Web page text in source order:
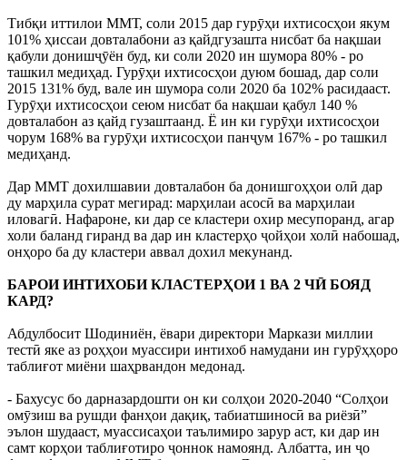
Тибқи иттилои ММТ, соли 2015 дар гурӯҳи ихтисосҳои якум
101% ҳиссаи довталабони аз қайдгузашта нисбат ба нақшаи
қабули донишҷӯён буд, ки соли 2020 ин шумора 80% - ро
ташкил медиҳад. Гурӯҳи ихтисосҳои дуюм бошад, дар соли
2015 131% буд, вале ин шумора соли 2020 ба 102% расидааст.
Гурӯҳи ихтисосҳои сеюм нисбат ба нақшаи қабул 140 %
довталабон аз қайд гузаштаанд. Ё ин ки гурӯҳи ихтисосҳои
чорум 168% ва гурӯҳи ихтисосҳои панҷум 167% - ро ташкил
медиҳанд.
Дар ММТ дохилшавии довталабон ба донишгоҳҳои олӣ дар
ду марҳила сурат мегирад: марҳилаи асосӣ ва марҳилаи
иловагӣ. Нафароне, ки дар се кластери охир месупоранд, агар
холи баланд гиранд ва дар ин кластерҳо ҷойҳои холӣ набошад,
онҳоро ба ду кластери аввал дохил мекунанд.
БАРОИ ИНТИХОБИ КЛАСТЕРҲОИ 1 ВА 2 ЧӢ БОЯД
КАРД?
Абдулбосит Шодиниён, ёвари директори Маркази миллии
тестӣ яке аз роҳҳои муассири интихоб намудани ин гурӯҳҳоро
таблиғот миёни шаҳрвандон медонад.
- Бахусус бо дарназардошти он ки солҳои 2020-2040 “Солҳои
омӯзиш ва рушди фанҳои дақиқ, табиатшиносӣ ва риёзӣ”
эълон шудааст, муассисаҳои таълимиро зарур аст, ки дар ин
самт корҳои таблиғотиро ҷоннок намоянд. Албатта, ин ҷо